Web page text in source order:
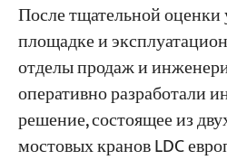
После тщательной оценки
площадке и
отделы продаж и
оперативно разработали
решение, состоящее из
мостовых кранов LDC